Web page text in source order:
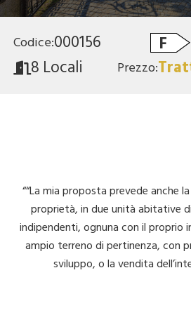
Codice:000156 F
8 Locali
Prezzo:
““La mia proposta prevede anche
proprietà, in due unità abitative
indipendenti, ognuna con il proprio
ampio terreno di pertinenza, con
sviluppo, o la vendita